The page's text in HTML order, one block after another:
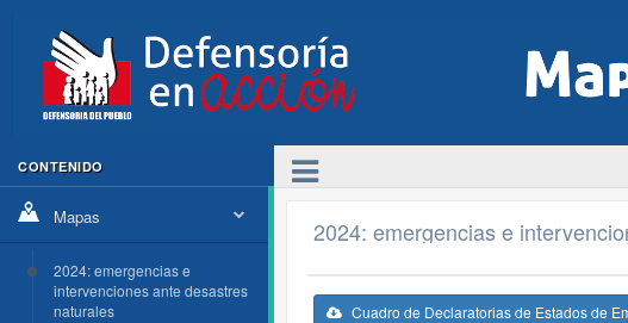
CONTENIDO
Mapas
2024: emergencias e
intervenciones ante desastres
naturales
2024: emergencias e
Cuadro de Declaratorias de Estados de